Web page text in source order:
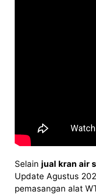
Selain jual kran air
Update Agustus
pemasangan alat